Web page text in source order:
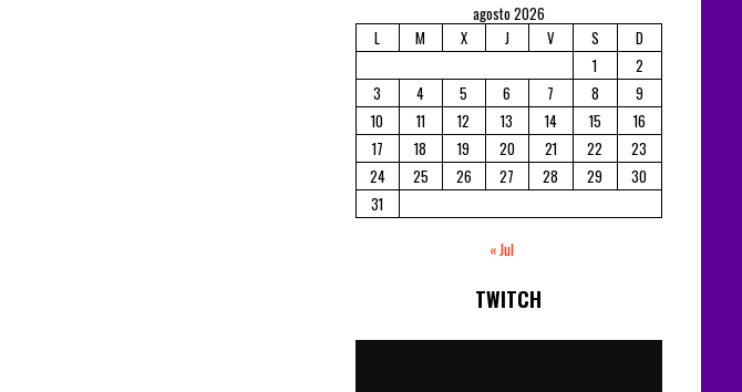
agosto 2026
L
M X J V S
D
1
2
3
4 5 6 7 8
9
10
11 12 13 14 15
16
17
18 19 20 21 22
23
24
25 26 27 28 29
30
31
« Jul
TWITCH